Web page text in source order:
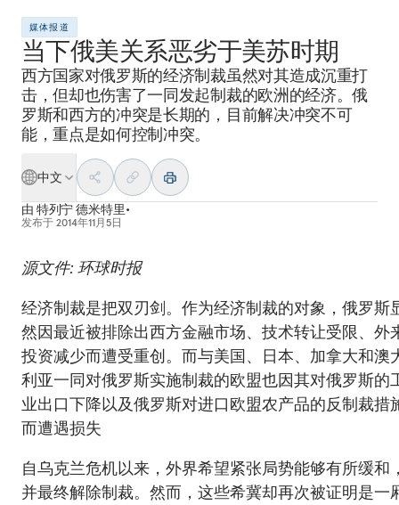
媒体报道
当下俄美关系恶劣于美苏时期
西方国家对俄罗斯的经济制裁虽然对其造成沉重打
击，但却也伤害了一同发起制裁的欧洲的经济。俄
罗斯和西方的冲突是长期的，目前解决冲突不可
能，重点是如何控制冲突。
中文
由 特列宁 德米特里•
发布于 2014年11月5日
源文件: 环球时报
经济制裁是把双刃剑。作为经济制裁的对象，俄罗斯
然因最近被排除出西方金融市场、技术转让受限、外
投资减少而遭受重创。而与美国、日本、加拿大和澳
利亚一同对俄罗斯实施制裁的欧盟也因其对俄罗斯的
业出口下降以及俄罗斯对进口欧盟农产品的反制裁措
而遭遇损失
自乌克兰危机以来，外界希望紧张局势能够有所缓和
并最终解除制裁。然而，这些希冀却再次被证明是一